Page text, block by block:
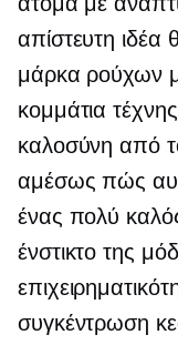
απίστευτη ιδέα
μάρκα ρούχων
κομμάτια
καλοσύνη από
αμέσως πώς
ένας πολύ
ένστικτο της
συγκέντρωση